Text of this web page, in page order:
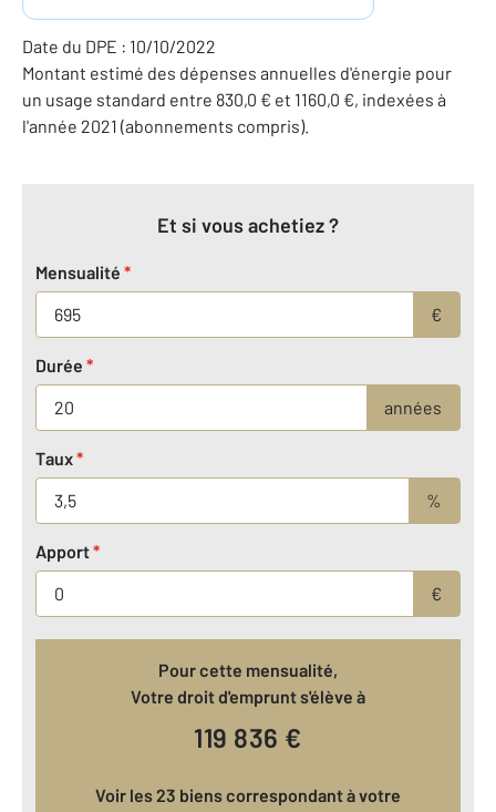
Date du DPE : 10/10/2022
Montant estimé des dépenses annuelles d'énergie pour
un usage standard entre 830,0 € et 1160,0 €, indexées à
l'année 2021 (abonnements compris).
Et si vous achetiez ?
Mensualité *
€
Durée *
années
Taux*
%
Apport*
€
Pour cette mensualité,
Votre droit d'emprunt s'élève à
119 836 €
Voir les 23 biens correspondant à votre